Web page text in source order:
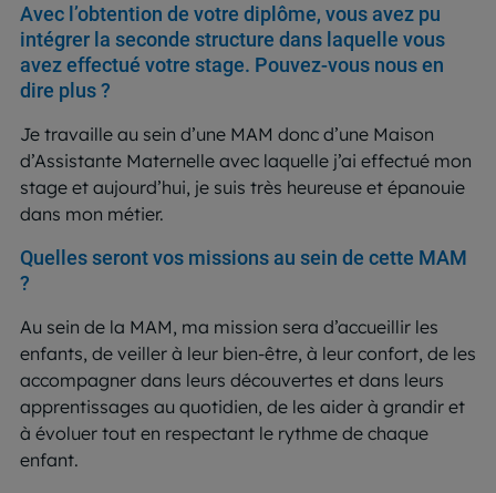
Avec l’obtention de votre diplôme, vous avez pu
intégrer la seconde structure dans laquelle vous
avez effectué votre stage. Pouvez-vous nous en
dire plus ?
Je travaille au sein d’une MAM donc d’une Maison
d’Assistante Maternelle avec laquelle j’ai effectué mon
stage et aujourd’hui, je suis très heureuse et épanouie
dans mon métier.
Quelles seront vos missions au sein de cette MAM
?
Au sein de la MAM, ma mission sera d’accueillir les
enfants, de veiller à leur bien-être, à leur confort, de les
accompagner dans leurs découvertes et dans leurs
apprentissages au quotidien, de les aider à grandir et
à évoluer tout en respectant le rythme de chaque
enfant.